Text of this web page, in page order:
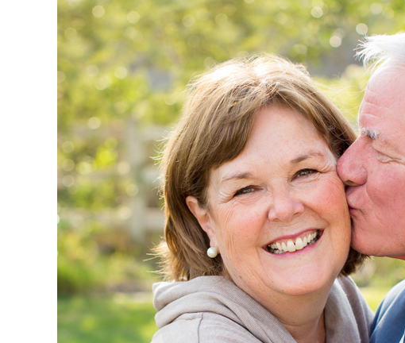
Suomen
Syöpäyhdistyksen
jäsenjärjestö.